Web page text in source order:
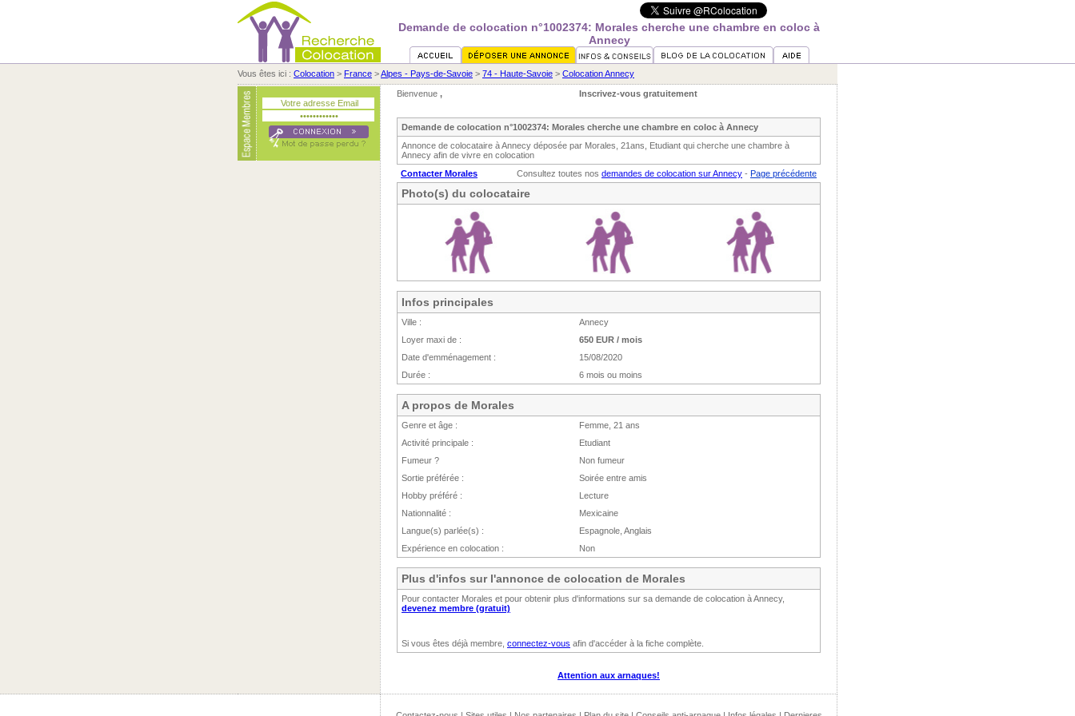
Demande de colocation n°1002374: Morales cherche une chambre en coloc à
Annecy
Vous êtes ici : Colocation > France >Alpes - Pays-de-Savoie > 74 - Haute-Savoie > Colocation Annecy
Bienvenue , Inscrivez-vous gratuitement
Demande de colocation n°1002374: Morales cherche une chambre en coloc à Annecy
Annonce de colocataire à Annecy déposée par Morales, 21ans, Etudiant qui cherche une chambre à
Annecy afin de vivre en colocation
Contacter Morales
Consultez toutes nos demandes de colocation sur Annecy - Page précédente
Photo(s) du colocataire
Infos principales
Ville :
Annecy
Loyer maxi de :
650 EUR / mois
Date d'emménagement :
15/08/2020
Durée :
6 mois ou moins
A propos de Morales
Genre et âge :
Femme, 21 ans
Activité principale :
Etudiant
Fumeur ?
Non fumeur
Sortie préférée :
Soirée entre amis
Hobby préféré :
Lecture
Nationnalité :
Mexicaine
Langue(s) parlée(s) :
Espagnole, Anglais
Expérience en colocation :
Non
Plus d'infos sur l'annonce de colocation de Morales
Pour contacter Morales et pour obtenir plus d'informations sur sa demande de colocation à Annecy,
devenez membre (gratuit)
Si vous êtes déjà membre, connectez-vous afin d'accéder à la fiche complète.
Attention aux arnaques!